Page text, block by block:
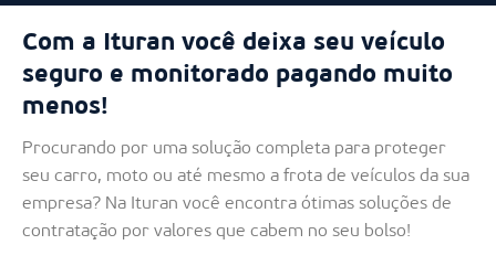
Com a Ituran você deixa seu veículo
seguro e monitorado pagando muito
menos!
Procurando por uma solução completa para proteger
seu carro, moto ou até mesmo a frota de veículos da sua
empresa? Na Ituran você encontra ótimas soluções de
contratação por valores que cabem no seu bolso!